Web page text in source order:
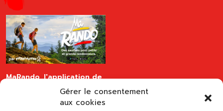
Gérer le consentement
aux cookies
MaRando, l'application de
la FFRandonnée
disponible sur les stores